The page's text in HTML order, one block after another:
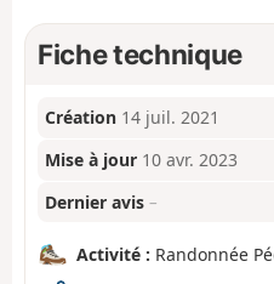
Fiche technique
Création 14 juil. 2021
Mise à jour 10 avr. 2023
Dernier avis –
Activité : Randonnée